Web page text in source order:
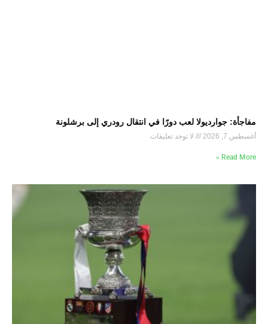
مفاجأة: جوارديولا لعب دورًا في انتقال رودري إلى برشلونة
أغسطس 7, 2026 لا توجد تعليقات
Read More »